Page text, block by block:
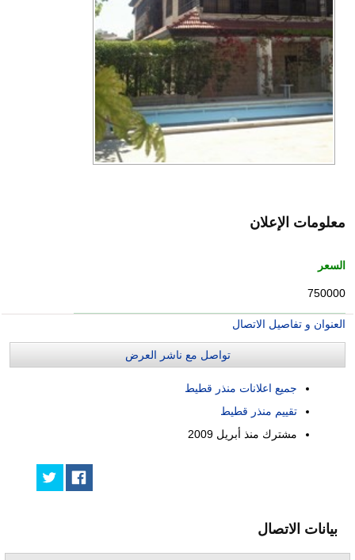
معلومات الإعلان
السعر
750000
العنوان و تفاصيل الاتصال
تواصل مع ناشر العرض
جميع اعلانات منذر قطيط
تقييم منذر قطيط
مشترك منذ أبريل 2009
بيانات الاتصال